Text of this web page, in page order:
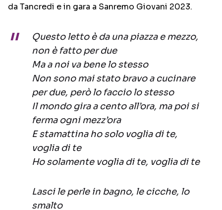
da Tancredi e in gara a Sanremo Giovani 2023.
Questo letto è da una piazza e mezzo,
non è fatto per due
Ma a noi va bene lo stesso
Non sono mai stato bravo a cucinare
per due, però lo faccio lo stesso
Il mondo gira a cento all’ora, ma poi si
ferma ogni mezz’ora
E stamattina ho solo voglia di te,
voglia di te
Ho solamente voglia di te, voglia di te
Lasci le perle in bagno, le cicche, lo
smalto